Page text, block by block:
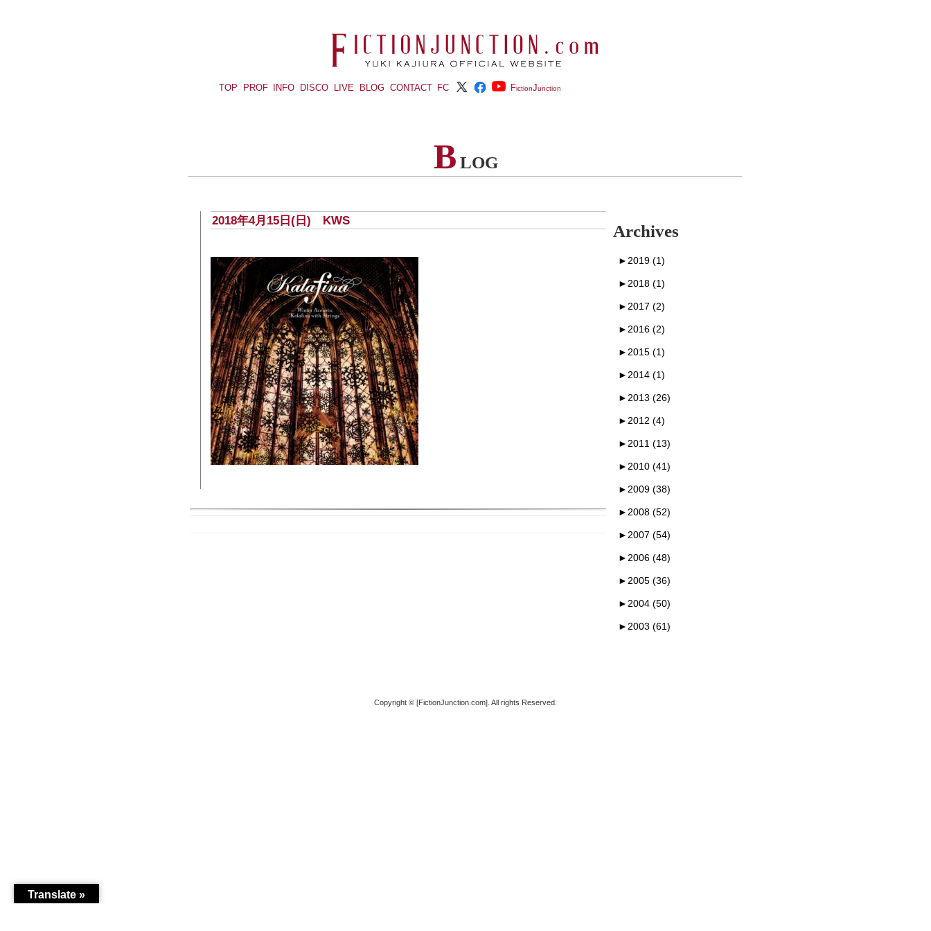
TOP PROF INFO DISCO LIVE BLOG CONTACT FC FictionJunction
B LOG
2018年4月15日(日) KWS
Archives
► 2019 (1)
► 2018 (1)
► 2017 (2)
► 2016 (2)
► 2015 (1)
► 2014 (1)
► 2013 (26)
► 2012 (4)
► 2011 (13)
► 2010 (41)
► 2009 (38)
► 2008 (52)
► 2007 (54)
► 2006 (48)
► 2005 (36)
► 2004 (50)
► 2003 (61)
Translate »
Copyright © [FictionJunction.com]. All rights Reserved.